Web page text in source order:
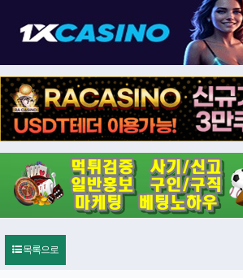
목록으로